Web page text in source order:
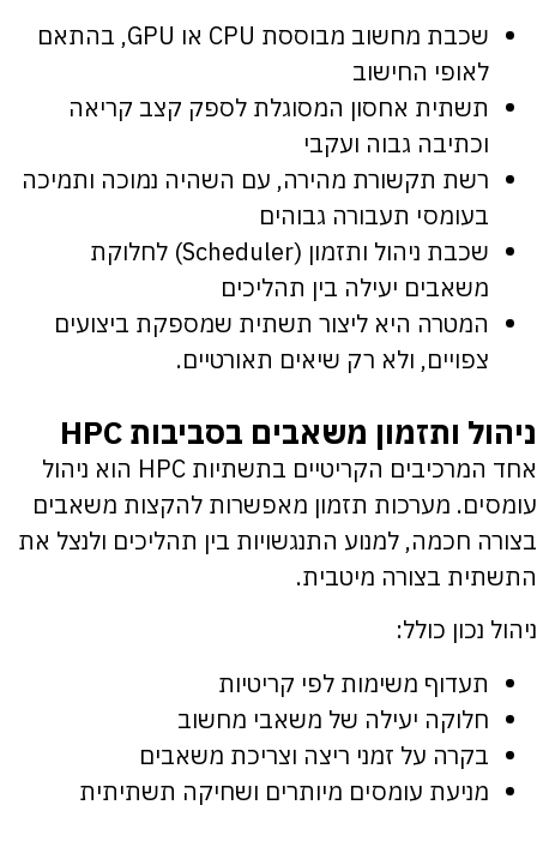
שכבת מחשוב מבוססת CPU או GPU, בהתאם
לאופי החישוב
תשתית אחסון המסוגלת לספק קצב קריאה
וכתיבה גבוה ועקבי
רשת תקשורת מהירה, עם השהיה נמוכה ותמיכה
בעומסי תעבורה גבוהים
שכבת ניהול ותזמון (Scheduler) לחלוקת
משאבים יעילה בין תהליכים
המטרה היא ליצור תשתית שמספקת ביצועים
צפויים, ולא רק שיאים תאורטיים.
ניהול ותזמון משאבים בסביבות HPC
אחד המרכיבים הקריטיים בתשתיות HPC הוא ניהול
עומסים. מערכות תזמון מאפשרות להקצות משאבים
בצורה חכמה, למנוע התנגשויות בין תהליכים ולנצל את
התשתית בצורה מיטבית.
ניהול נכון כולל:
תעדוף משימות לפי קריטיות
חלוקה יעילה של משאבי מחשוב
בקרה על זמני ריצה וצריכת משאבים
מניעת עומסים מיותרים ושחיקה תשתיתית